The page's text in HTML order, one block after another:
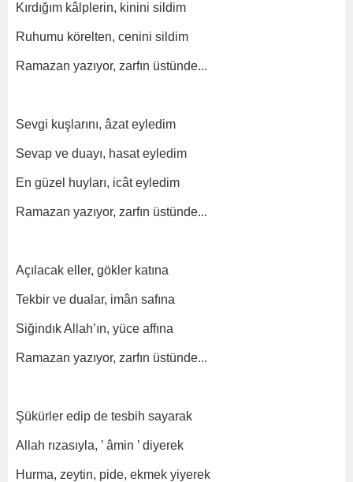
Kırdığım kâlplerin, kinini sildim
Ruhumu körelten, cenini sildim
Ramazan yazıyor, zarfın üstünde...
Sevgi kuşlarını, âzat eyledim
Sevap ve duayı, hasat eyledim
En güzel huyları, icât eyledim
Ramazan yazıyor, zarfın üstünde...
Açılacak eller, gökler katına
Tekbir ve dualar, imân safına
Siğindık Allah’ın, yüce affına
Ramazan yazıyor, zarfın üstünde...
Şükürler edip de tesbih sayarak
Allah rızasıyla, ’ âmin ’ diyerek
Hurma, zeytin, pide, ekmek yiyerek